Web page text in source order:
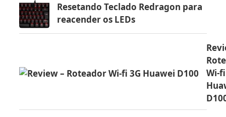
Resetando Teclado Redragon para
reacender os LEDs
Wi-